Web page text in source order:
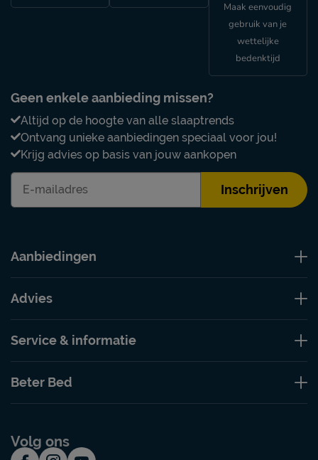
Maak eenvoudig
gebruik van je
wettelijke
bedenktijd
Geen enkele aanbieding missen?
Altijd op de hoogte van alle slaaptrends
Ontvang unieke aanbiedingen speciaal voor jou!
Krijg advies op basis van jouw aankopen
Inschrijven
Aanbiedingen
Advies
Service & informatie
Beter Bed
Volg ons